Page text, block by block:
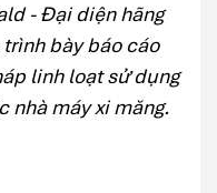
- Đại diện hãng
bày báo cáo
linh loạt sử dụng
nhà máy xi măng.